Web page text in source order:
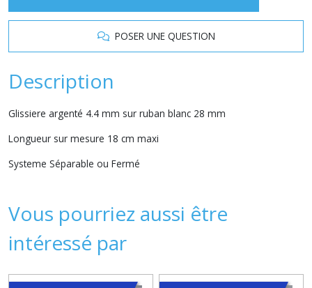
POSER UNE QUESTION
Description
Glissiere argenté 4.4 mm sur ruban blanc 28 mm
Longueur sur mesure 18 cm maxi
Systeme Séparable ou Fermé
Vous pourriez aussi être
intéressé par